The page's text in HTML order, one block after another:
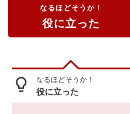
なるほどそうか！
役に立った
lightbulb_outline なるほどそうか！
役に立った